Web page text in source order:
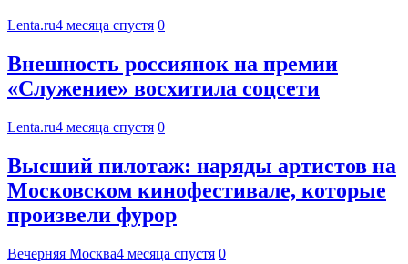
Lenta.ru4 месяца спустя 0
Внешность россиянок на премии
«Служение» восхитила соцсети
Lenta.ru4 месяца спустя 0
Высший пилотаж: наряды артистов на
Московском кинофестивале, которые
произвели фурор
Вечерняя Москва4 месяца спустя 0